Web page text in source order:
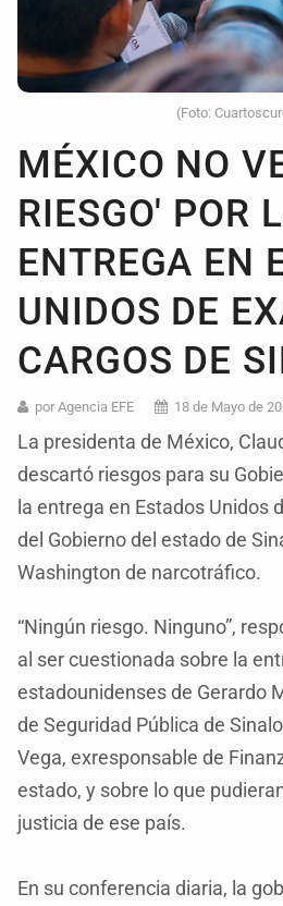
(Foto:
MÉXICO NO
RIESGO' POR
ENTREGA EN
UNIDOS DE
CARGOS DE
por Agencia EFE 18 de Mayo de
La presidenta de México,
descartó riesgos para su
la entrega en Estados Unidos
del Gobierno del estado de
Washington de narcotráfico.
“Ningún riesgo. Ninguno”,
al ser cuestionada sobre la
estadounidenses de Gerardo
de Seguridad Pública de
Vega, exresponsable de
estado, y sobre lo que
justicia de ese país.
En su conferencia diaria, la